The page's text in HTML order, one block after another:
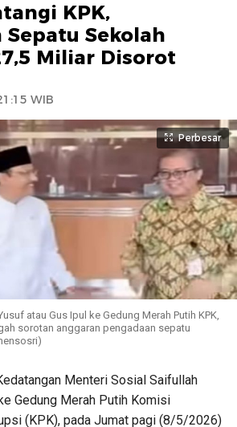
KPK,
Sepatu Sekolah
Miliar Disorot
WIB
Perbesar
atau Gus Ipul ke Gedung Merah Putih KPK,
sorotan anggaran pengadaan sepatu
Menteri Sosial Saifullah
Gedung Merah Putih Komisi
(KPK), pada Jumat pagi (8/5/2026)